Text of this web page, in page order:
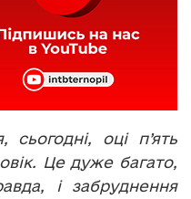
сьогодні, оці п’ять
Це дуже багато,
і забруднення